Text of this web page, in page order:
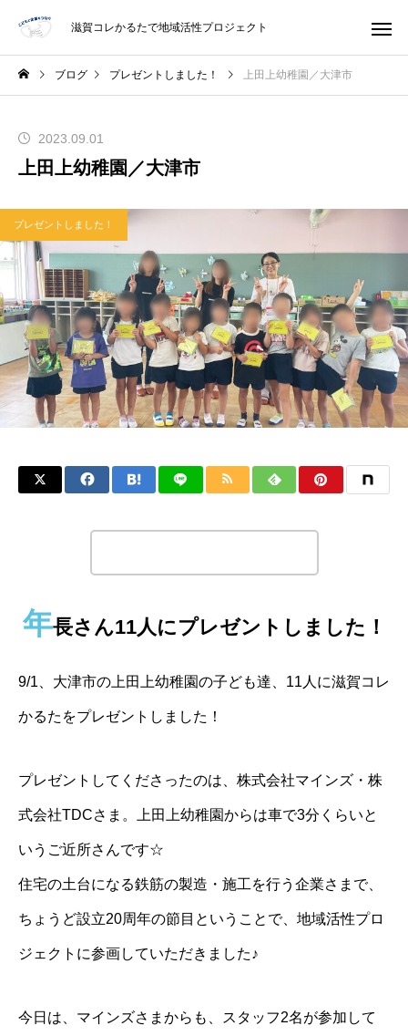
滋賀コレかるたで地域活性プロジェクト
ブログ プレゼントしました！ 上田上幼稚園／大津市
2023.09.01
上田上幼稚園／大津市
プレゼントしました！
年長さん11人にプレゼントしました！
9/1、大津市の上田上幼稚園の子ども達、11人に滋賀コレ
かるたをプレゼントしました！
プレゼントしてくださったのは、株式会社マインズ・株
式会社TDCさま。上田上幼稚園からは車で3分くらいと
いうご近所さんです☆
住宅の土台になる鉄筋の製造・施工を行う企業さまで、
ちょうど設立20周年の節目ということで、地域活性プロ
ジェクトに参画していただきました♪
今日は、マインズさまからも、スタッフ2名が参加して